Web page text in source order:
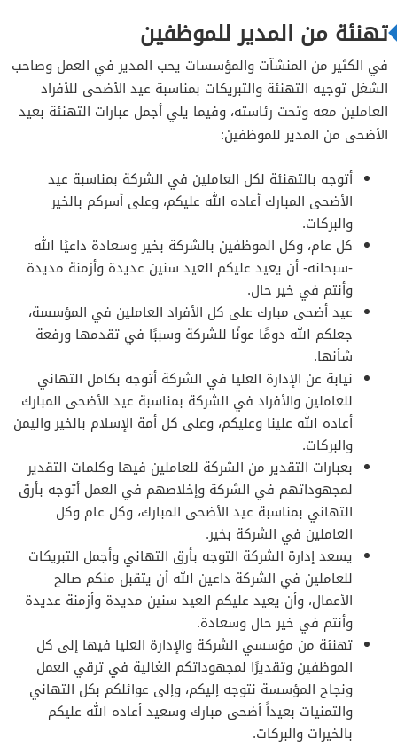
تهنئة من المدير للموظفين
في الكثير من المنشآت والمؤسسات يحب المدير في العمل وصاحب
الشغل توجيه التهنئة والتبريكات بمناسبة عيد الأضحى للأفراد
العاملين معه وتحت رئاسته، وفيما يلي أجمل عبارات التهنئة بعيد
الأضحى من المدير للموظفين:
أتوجه بالتهنئة لكل العاملين في الشركة بمناسبة عيد
الأضحى المبارك أعاده الله عليكم، وعلى أسركم بالخير
والبركات.
كل عام، وكل الموظفين بالشركة بخير وسعادة داعيًا الله
-سبحانه- أن يعيد عليكم العيد سنين عديدة وأزمنة مديدة
وأنتم في خير حال.
عيد أضحى مبارك على كل الأفراد العاملين في المؤسسة،
جعلكم الله دومًا عونًا للشركة وسببًا في تقدمها ورفعة
شأنها.
نيابة عن الإدارة العليا في الشركة أتوجه بكامل التهاني
للعاملين والأفراد في الشركة بمناسبة عيد الأضحى المبارك
أعاده الله علينا وعليكم، وعلى كل أمة الإسلام بالخير واليمن
والبركات.
بعبارات التقدير من الشركة للعاملين فيها وكلمات التقدير
لمجهوداتهم في الشركة وإخلاصهم في العمل أتوجه بأرق
التهاني بمناسبة عيد الأضحى المبارك، وكل عام وكل
العاملين في الشركة بخير.
يسعد إدارة الشركة التوجه بأرق التهاني وأجمل التبريكات
للعاملين في الشركة داعين الله أن يتقبل منكم صالح
الأعمال، وأن يعيد عليكم العيد سنين مديدة وأزمنة عديدة
وأنتم في خير حال وسعادة.
تهنئة من مؤسسي الشركة والإدارة العليا فيها إلى كل
الموظفين وتقديرًا لمجهوداتكم الغالية في ترقي العمل
ونجاح المؤسسة نتوجه إليكم، وإلى عوائلكم بكل التهاني
والتمنيات بعيداً أضحى مبارك وسعيد أعاده الله عليكم
بالخيرات والبركات.